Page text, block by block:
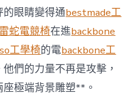
60
億
元〉
中
的眼睛變得通bestmade工
蛇電競椅在進backbone
工學椅的電backbone工
們的力量不再是攻擊，
極端背景雕塑**。